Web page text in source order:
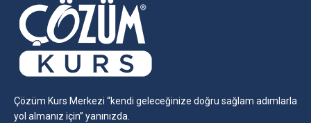
Çözüm Kurs Merkezi “kendi geleceğinize doğru sağlam adımlarla
yol almanız için” yanınızda.